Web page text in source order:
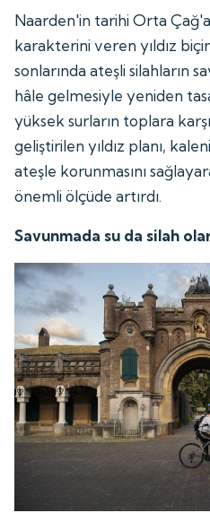
Naarden'in tarihi Orta
karakterini veren yıldız
sonlarında ateşli silahların
hâle gelmesiyle yeniden
yüksek surların toplara
geliştirilen yıldız planı,
ateşle korunmasını
önemli ölçüde artırdı.
Savunmada su da silah